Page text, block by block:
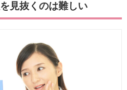
見抜くのは難しい